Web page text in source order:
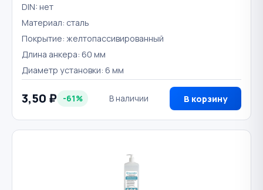
DIN: нет
Материал: сталь
Покрытие: желтопассивированный
Длина анкера: 60 мм
Диаметр установки: 6 мм
3,50 ₽ -61% В наличии В корзину